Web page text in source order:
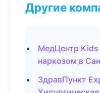
Другие
МедЦентр
наркозом в
ЗдравПункт